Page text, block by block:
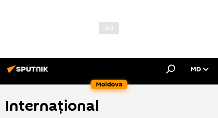
Moldova
MD
Internațional